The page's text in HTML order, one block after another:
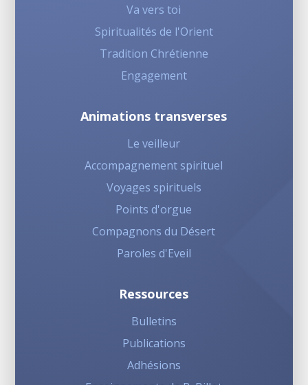
Va vers toi
Spiritualités de l'Orient
Tradition Chrétienne
Engagement
Animations transverses
Le veilleur
Accompagnement spirituel
Voyages spirituels
Points d'orgue
Compagnons du Désert
Paroles d'Eveil
Ressources
Bulletins
Publications
Adhésions